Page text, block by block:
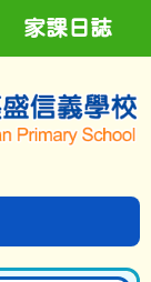
家課日誌